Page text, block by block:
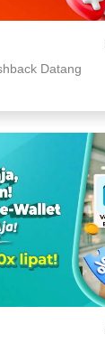
Datang